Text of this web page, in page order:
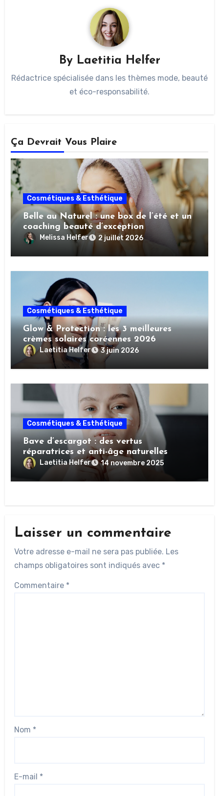
By Laetitia Helfer
Rédactrice spécialisée dans les thèmes mode, beauté
et éco-responsabilité.
Ça Devrait Vous Plaire
Cosmétiques & Esthétique
Belle au Naturel : une box de l’été et un
coaching beauté d’exception
Melissa Helfer 2 juillet 2026
Cosmétiques & Esthétique
Glow & Protection : les 3 meilleures
crèmes solaires coréennes 2026
Laetitia Helfer 3 juin 2026
Cosmétiques & Esthétique
Bave d’escargot : des vertus
réparatrices et anti-âge naturelles
Laetitia Helfer 14 novembre 2025
Laisser un commentaire
Votre adresse e-mail ne sera pas publiée. Les
champs obligatoires sont indiqués avec *
Commentaire *
Nom *
E-mail *